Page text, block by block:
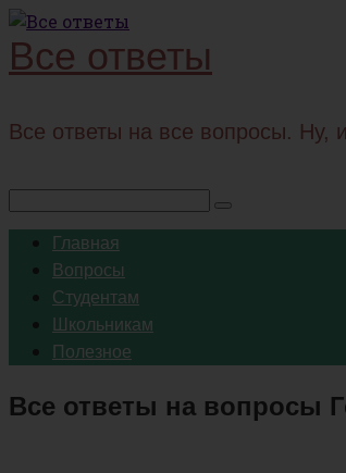
Перейти
к
контенту
Все ответы
Все ответы на все вопросы. Ну,
Поиск:
Главная
Вопросы
Студентам
Школьникам
Полезное
Все ответы на вопросы